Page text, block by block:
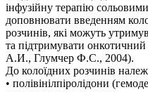
інфузійну терапію
доповнювати введенням
розчинів, які можуть
та підтримувати
А.И., Глумчер Ф.С., 2004).
До колоїдних розчинів
• полівінілпіролідони